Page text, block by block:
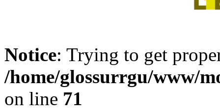
Notice: Trying to get
/home/glossurrgu/www/
on line 71